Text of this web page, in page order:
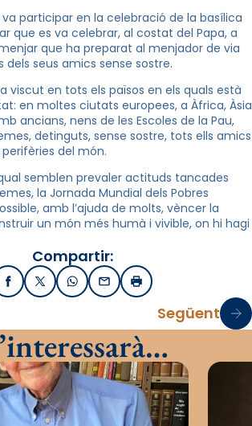
va participar en la celebració de la basílica
que es va celebrar, al costat del Papa, a
menjar que ha preparat al menjador de via
seus amics sense sostre.
viscut en tots els països en els quals està
en moltes ciutats europees, a Àfrica, Àsia
ancians, nens de les Escoles de la Pau,
detinguts, sense sostre, tots ells amics
perifèries del món.
semblen prevaler actituds tancades
la Jornada Mundial dels Pobres
amb l’ajuda de molts, vèncer la
un món més humà i vivible, on hi hagi
Compartir:
FacebookX / TwitterWhatsApp
EmailImprimir
Següent